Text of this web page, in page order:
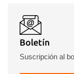
Boletín
Suscripción al